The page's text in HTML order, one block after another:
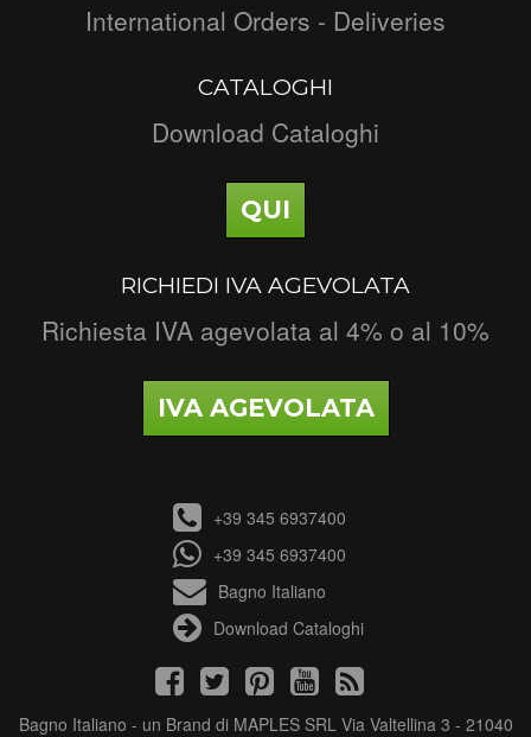
International Orders - Deliveries
CATALOGHI
Download Cataloghi
QUI
RICHIEDI IVA AGEVOLATA
Richiesta IVA agevolata al 4% o al 10%
IVA AGEVOLATA
+39 345 6937400
+39 345 6937400
Bagno Italiano
Download Cataloghi
Bagno Italiano - un Brand di MAPLES SRL Via Valtellina 3 - 21040